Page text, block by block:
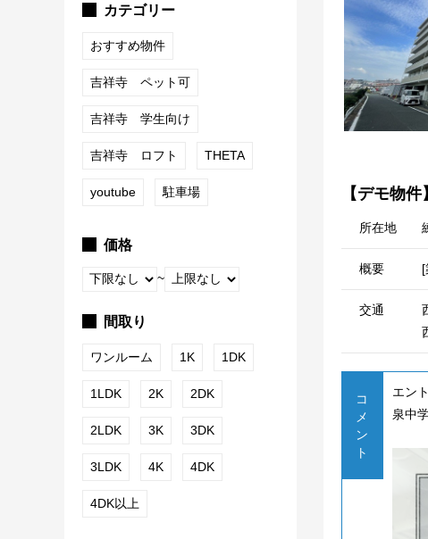
カテゴリー
おすすめ物件
吉祥寺 ペット可
吉祥寺 学生向け
吉祥寺 ロフト THETA
youtube 駐車場
価格
~
間取り
ワンルーム 1K 1DK
1LDK 2K 2DK
2LDK 3K 3DK
3LDK 4K 4DK
4DK以上
【デモ物
所在地
概要
交通
コ
メ
ン
ト
エン
泉中